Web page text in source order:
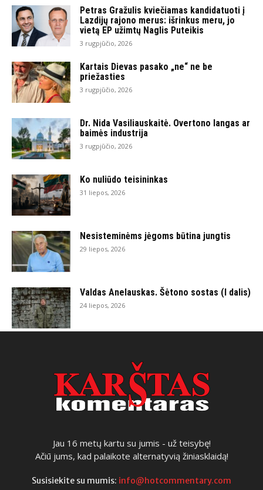
Petras Gražulis kviečiamas kandidatuoti į
Lazdijų rajono merus: išrinkus meru, jo
vietą EP užimtų Naglis Puteikis
3 rugpjūčio, 2026
Kartais Dievas pasako „ne“ ne be
priežasties
3 rugpjūčio, 2026
Dr. Nida Vasiliauskaitė. Overtono langas ar
baimės industrija
3 rugpjūčio, 2026
Ko nuliūdo teisininkas
31 liepos, 2026
Nesisteminėms jėgoms būtina jungtis
29 liepos, 2026
Valdas Anelauskas. Šėtono sostas (I dalis)
24 liepos, 2026
Jau 16 metų kartu su jumis - už teisybę!
Ačiū jums, kad palaikote alternatyvią žiniasklaidą!
Susisiekite su mumis: info@hotcommentary.com